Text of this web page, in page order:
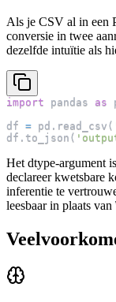
Als je CSV al in een
conversie in twee
dezelfde intuïtie als
import pandas as
df = pd . read_csv (
df . to_json (
Het dtype-argument
declareer kwetsbare
inferentie te
leesbaar in plaats van